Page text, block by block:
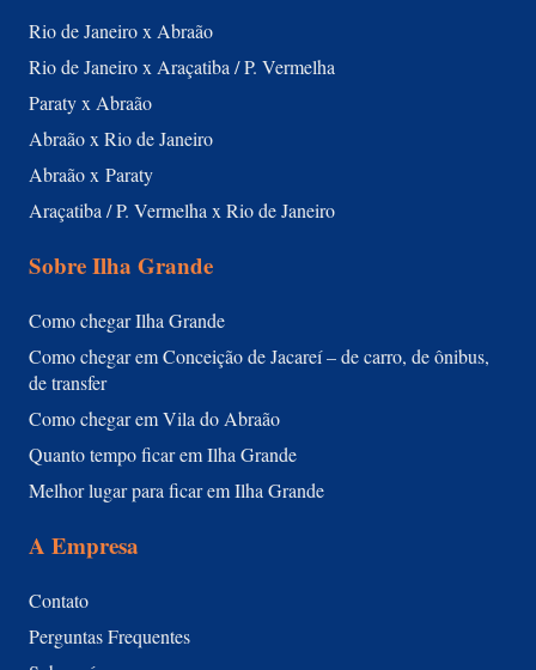
Rio de Janeiro x Abraão
Rio de Janeiro x Araçatiba / P. Vermelha
Paraty x Abraão
Abraão x Rio de Janeiro
Abraão x Paraty
Araçatiba / P. Vermelha x Rio de Janeiro
Sobre Ilha Grande
Como chegar Ilha Grande
Como chegar em Conceição de Jacareí – de carro, de ônibus,
de transfer
Como chegar em Vila do Abraão
Quanto tempo ficar em Ilha Grande
Melhor lugar para ficar em Ilha Grande
A Empresa
Contato
Perguntas Frequentes